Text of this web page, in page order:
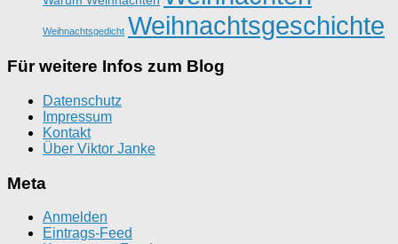
Weihnachtsgedicht Weihnachtsgeschichte
Für weitere Infos zum Blog
Datenschutz
Impressum
Kontakt
Über Viktor Janke
Meta
Anmelden
Eintrags-Feed